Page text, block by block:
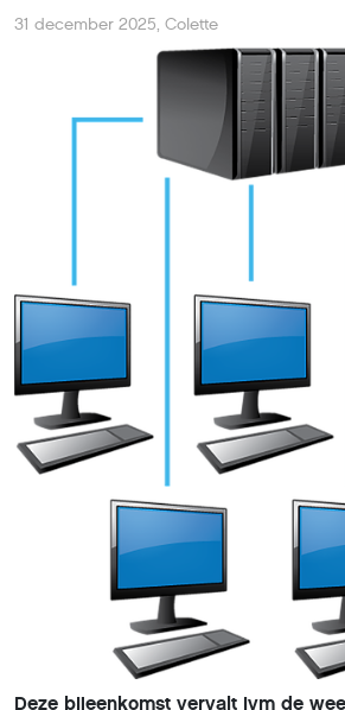
31 december 2025, Colette
Deze bijeenkomst vervalt ivm de